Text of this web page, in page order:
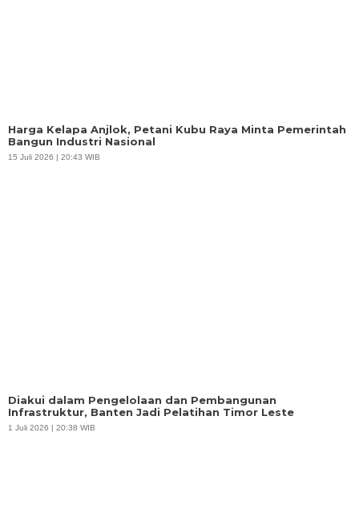
Harga Kelapa Anjlok, Petani Kubu Raya Minta Pemerintah
Bangun Industri Nasional
15 Juli 2026 | 20:43 WIB
Diakui dalam Pengelolaan dan Pembangunan
Infrastruktur, Banten Jadi Pelatihan Timor Leste
1 Juli 2026 | 20:38 WIB